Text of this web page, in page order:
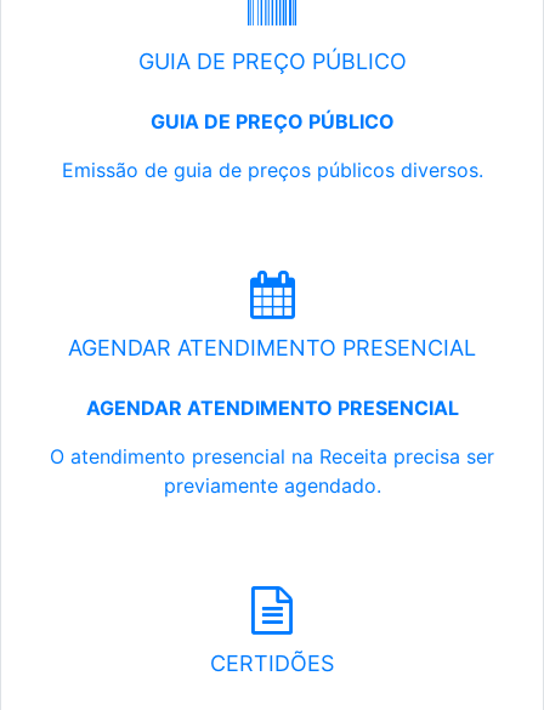
GUIA DE PREÇO PÚBLICO
GUIA DE PREÇO PÚBLICO
Emissão de guia de preços públicos diversos.
AGENDAR ATENDIMENTO PRESENCIAL
AGENDAR ATENDIMENTO PRESENCIAL
O atendimento presencial na Receita precisa ser
previamente agendado.
CERTIDÕES